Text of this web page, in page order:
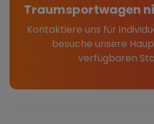
Traumsportwagen
Kontaktiere uns für
besuche unsere
verfügbaren